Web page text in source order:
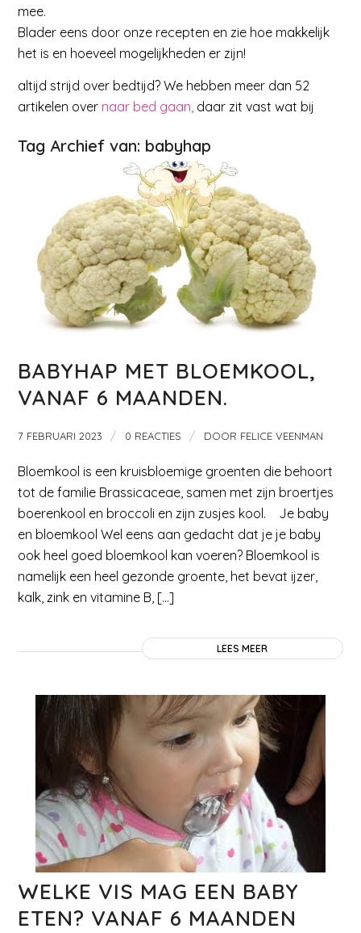
mee.
Blader eens door onze recepten en zie hoe makkelijk
het is en hoeveel mogelijkheden er zijn!
altijd strijd over bedtijd? We hebben meer dan 52
artikelen over naar bed gaan, daar zit vast wat bij
Tag Archief van: babyhap
BABYHAP MET BLOEMKOOL,
VANAF 6 MAANDEN.
7 FEBRUARI 2023 / 0 REACTIES / DOOR FELICE VEENMAN
Bloemkool is een kruisbloemige groenten die behoort
tot de familie Brassicaceae, samen met zijn broertjes
boerenkool en broccoli en zijn zusjes kool. Je baby
en bloemkool Wel eens aan gedacht dat je je baby
ook heel goed bloemkool kan voeren? Bloemkool is
namelijk een heel gezonde groente, het bevat ijzer,
kalk, zink en vitamine B, […]
LEES MEER
WELKE VIS MAG EEN BABY
ETEN? VANAF 6 MAANDEN